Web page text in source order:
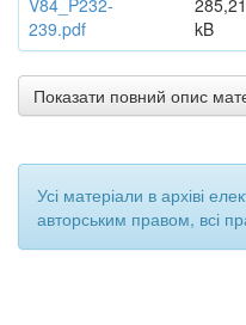
V84_P232-
239.pdf
285,21
kB
Показати повний опис
Усі матеріали в архіві
авторським правом, всі